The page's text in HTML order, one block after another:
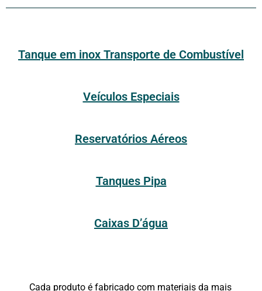
Tanque em inox Transporte de Combustível
Veículos Especiais
Reservatórios Aéreos
Tanques Pipa
Caixas D’água
Cada produto é fabricado com materiais da mais